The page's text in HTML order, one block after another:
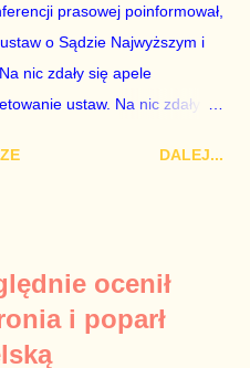
partię polityczną, a następnie
zarządzana pośrednio
pierwszej gr...
prasowej poinformował,
o Sądzie Najwyższym i
nic zdały się apele
ustaw. Na nic zdały
sądów od woli polityków. To
Dudy, że podpisał ustawy, bo
że poprawki partii rządzącej
niż projekty ustaw
DALEJ...
ocenił
i poparł